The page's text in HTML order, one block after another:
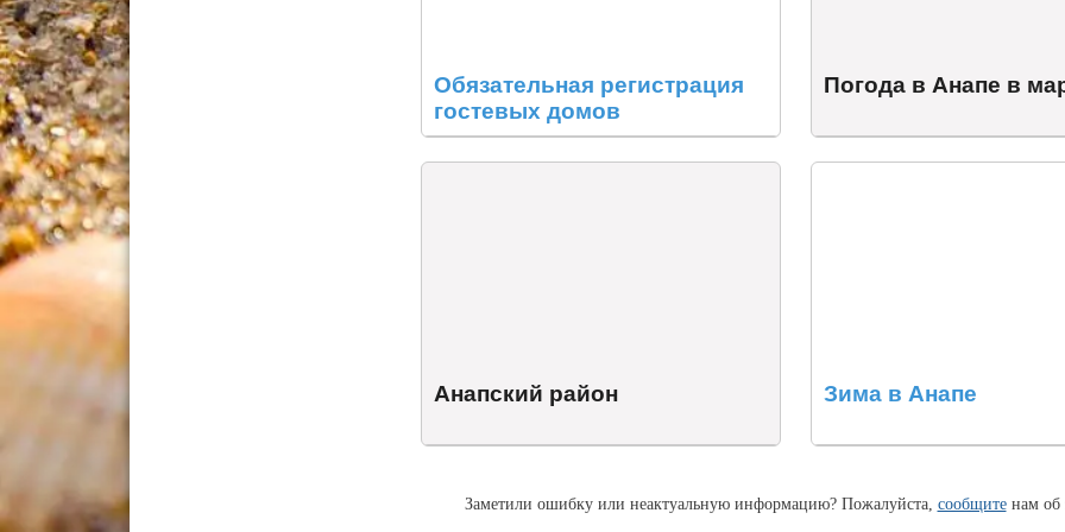
Обязательная регистрация
гостевых домов
Погода в Анапе в
Анапский район Зима в Анапе
Заметили ошибку или неактуальную информацию? Пожалуйста, сообщитенам об